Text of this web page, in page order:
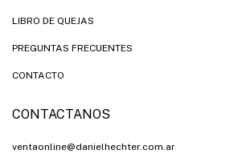
LIBRO DE QUEJAS
PREGUNTAS FRECUENTES
CONTACTO
CONTACTANOS
ventaonline@danielhechter.com.ar